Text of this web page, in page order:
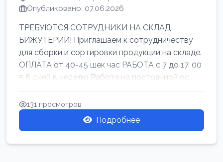
Опубликовано: 07.06.2026
ТРЕБУЮТСЯ СОТРУДНИКИ НА СКЛАД
БИЖУТЕРИИ! Приглашаем к сотрудничеству
для сборки и сортировки продукции на складе.
ОПЛАТА от 40-45 шек час РАБОТА с 7 до 17. 00
5 6 дней в неделю Работа на постоянной ос...
131 просмотров
Подробнее